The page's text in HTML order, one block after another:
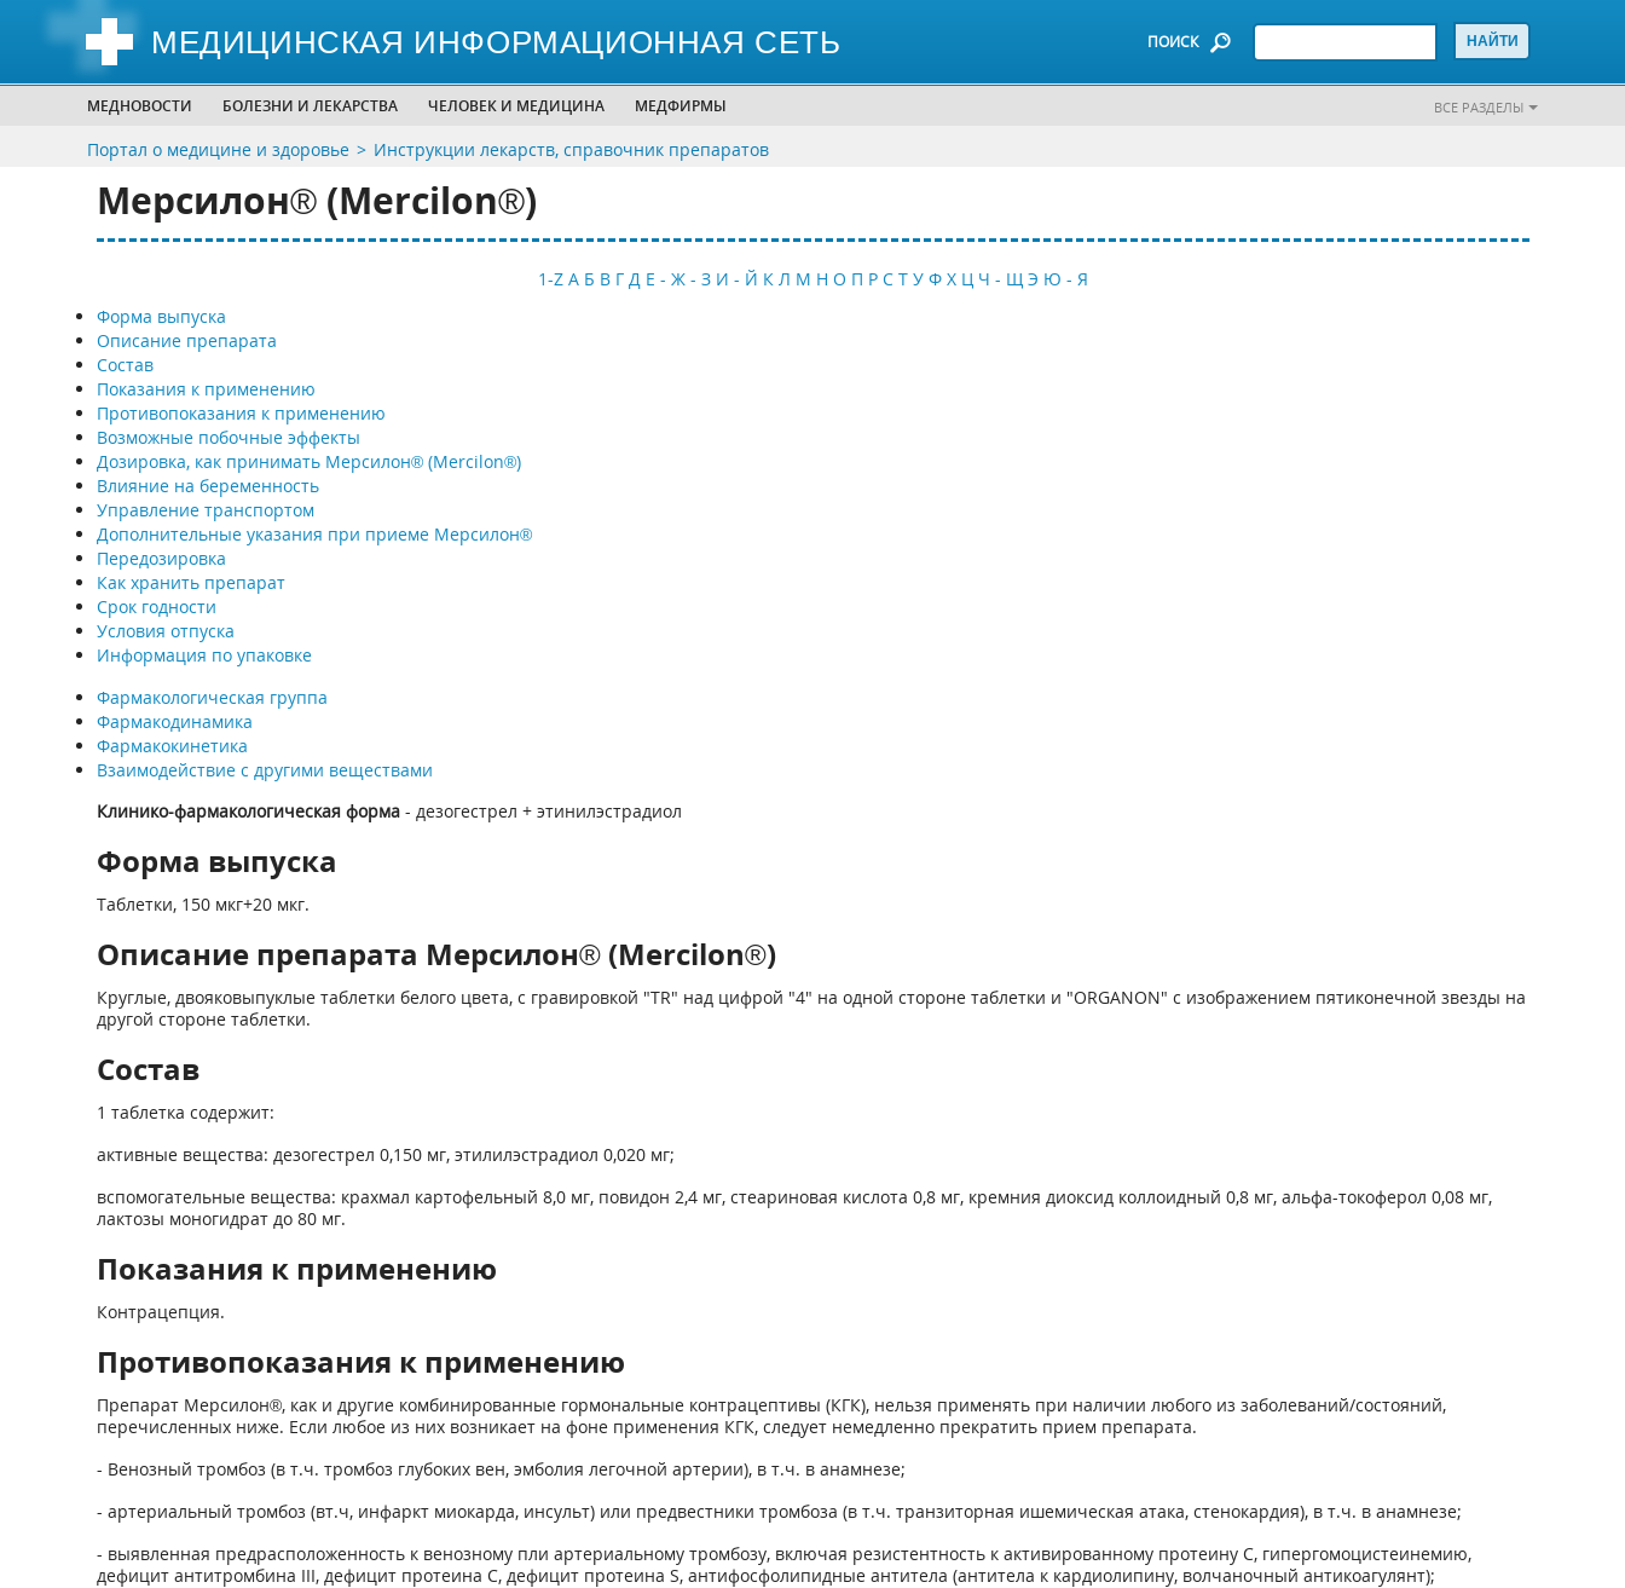
МЕДИЦИНСКАЯ ИНФОРМАЦИОННАЯ СЕТЬ ПОИСК
МЕДНОВОСТИ БОЛЕЗНИ И ЛЕКАРСТВА ЧЕЛОВЕК И МЕДИЦИНА МЕДФИРМЫ ВСЕ РАЗДЕЛЫ
Портал о медицине и здоровье Инструкции лекарств, справочник препаратов
Мерсилон® (Mercilon®)
1-Z А Б В Г Д Е - Ж - З И - Й К Л М Н О П Р С Т У Ф Х Ц Ч - Щ Э Ю - Я
Форма выпуска
Описание препарата
Состав
Показания к применению
Противопоказания к применению
Возможные побочные эффекты
Дозировка, как принимать Мерсилон® (Mercilon®)
Влияние на беременность
Управление транспортом
Дополнительные указания при приеме Мерсилон®
Передозировка
Как хранить препарат
Срок годности
Условия отпуска
Информация по упаковке
Фармакологическая группа
Фармакодинамика
Фармакокинетика
Взаимодействие с другими веществами
Клинико-фармакологическая форма- дезогестрел + этинилэстрадиол
Форма выпуска
Таблетки, 150 мкг+20 мкг.
Описание препарата Мерсилон® (Mercilon®)
Круглые, двояковыпуклые таблетки белого цвета, с гравировкой "ТR" над цифрой "4" на одной стороне таблетки и "ORGANON" с изображением пятиконечной звезды на
другой стороне таблетки.
Состав
1 таблетка содержит:
активные вещества: дезогестрел 0,150 мг, этилилэстрадиол 0,020 мг;
вспомогательные вещества: крахмал картофельный 8,0 мг, повидон 2,4 мг, стеариновая кислота 0,8 мг, кремния диоксид коллоидный 0,8 мг, альфа-токоферол 0,08 мг,
лактозы моногидрат до 80 мг.
Показания к применению
Контрацепция.
Противопоказания к применению
Препарат Мерсилон®, как и другие комбинированные гормональные контрацептивы (КГК), нельзя применять при наличии любого из заболеваний/состояний,
перечисленных ниже. Если любое из них возникает на фоне применения КГК, следует немедленно прекратить прием препарата.
- Венозный тромбоз (в т.ч. тромбоз глубоких вен, эмболия легочной артерии), в т.ч. в анамнезе;
- артериальный тромбоз (вт.ч, инфаркт миокарда, инсульт) или предвестники тромбоза (в т.ч. транзиторная ишемическая атака, стенокардия), в т.ч. в анамнезе;
- выявленная предрасположенность к венозному пли артериальному тромбозу, включая резистентность к активированному протеину С, гипергомоцистеинемию,
дефицит антитромбина III, дефицит протеина С, дефицит протеина S, антифосфолипидные антитела (антитела к кардиолипину, волчаночный антикоагулянт);